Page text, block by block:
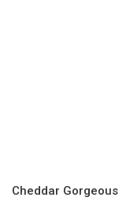
Cheddar Gorgeous